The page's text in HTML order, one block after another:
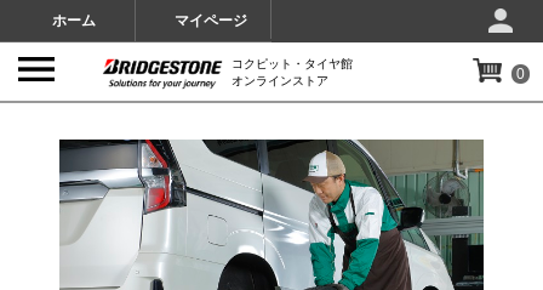
ホーム マイページ
コクピット・タイヤ館
オンラインストア
0